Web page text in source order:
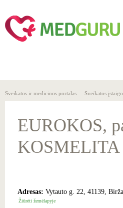
Sveikatos ir medicinos portalas Sveikatos
EUROKOS,
KOSMELITA
Adresas: Vytauto g. 22, 41139,
Žiūrėti žemėlapyje